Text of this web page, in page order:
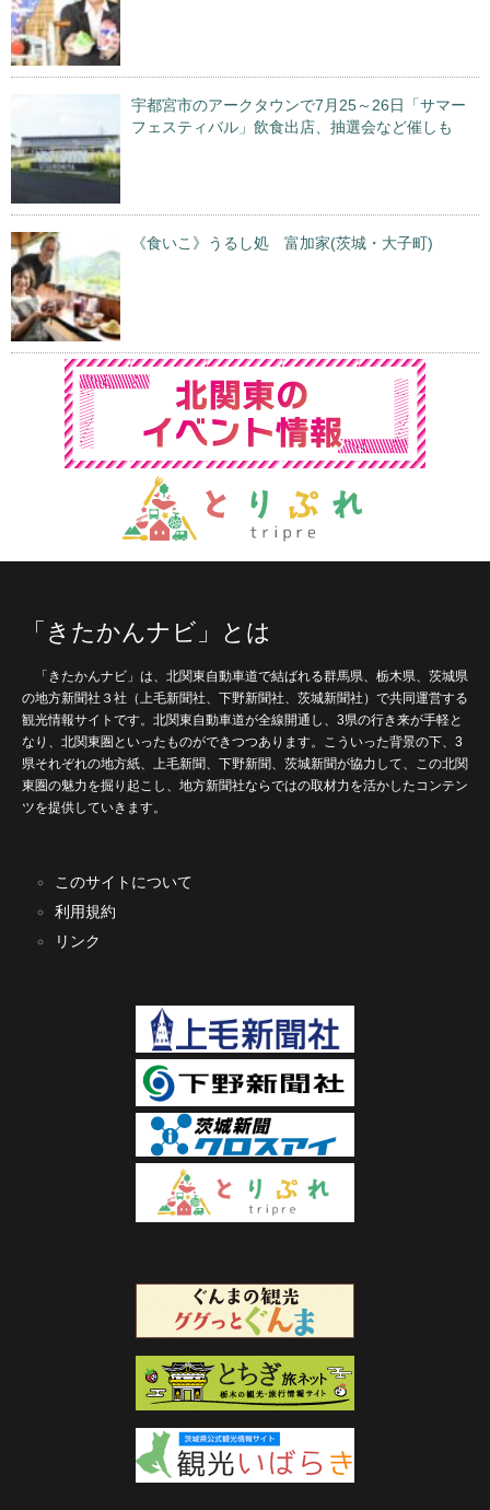
宇都宮市のアークタウンで7月25～26日「サマー
フェスティバル」飲食出店、抽選会など催しも
《食いこ》うるし処 富加家(茨城・大子町)
「きたかんナビ」とは
「きたかんナビ」は、北関東自動車道で結ばれる群馬県、栃木県、茨城県
の地方新聞社３社（上毛新聞社、下野新聞社、茨城新聞社）で共同運営する
観光情報サイトです。北関東自動車道が全線開通し、3県の行き来が手軽と
なり、北関東圏といったものができつつあります。こういった背景の下、3
県それぞれの地方紙、上毛新聞、下野新聞、茨城新聞が協力して、この北関
東圏の魅力を掘り起こし、地方新聞社ならではの取材力を活かしたコンテン
ツを提供していきます。
このサイトについて
利用規約
リンク